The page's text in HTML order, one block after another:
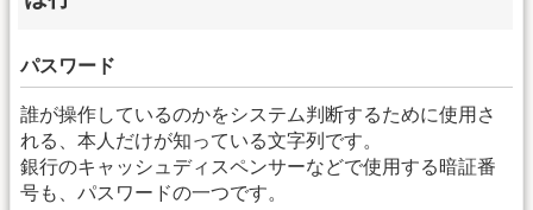
パスワード
誰が操作しているのかをシステム判断するために使用さ
れる、本人だけが知っている文字列です。
銀行のキャッシュディスペンサーなどで使用する暗証番
号も、パスワードの一つです。